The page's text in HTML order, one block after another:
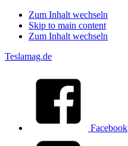
Zum Inhalt wechseln
Skip to main content
Zum Inhalt wechseln
Teslamag.de
Facebook